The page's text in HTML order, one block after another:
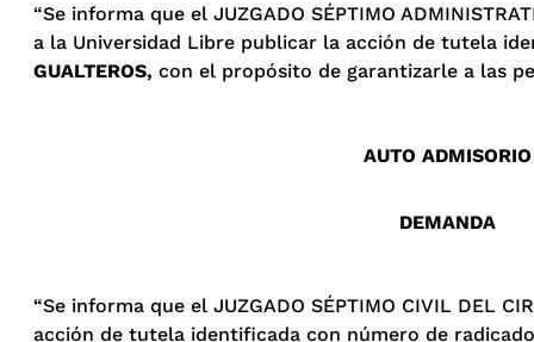
“Se informa que el JUZGADO SÉPTIMO
a la Universidad Libre publicar la acción de tutela
GUALTEROS, con el propósito de garantizarle a las
AUTO ADMISORIO
DEMANDA
“Se informa que el JUZGADO SÉPTIMO CIVIL DEL
acción de tutela identificada con número de